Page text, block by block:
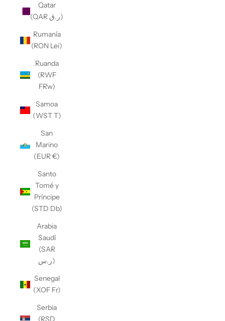
Qatar
(QAR ر.ق)
Rumanía
(RON Lei)
Ruanda
(RWF
FRw)
Samoa
(WST T)
San
Marino
(EUR €)
Santo
Tomé y
Príncipe
(STD Db)
Arabia
Saudí
(SAR
ر.س)
Senegal
(XOF Fr)
Serbia
(RSD